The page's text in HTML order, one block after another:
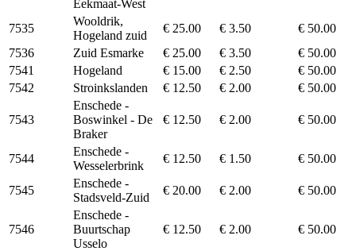
Eekmaat-West
7535
Wooldrik,
Hogeland zuid
€ 25.00 € 3.50
€ 50.00
7536
Zuid Esmarke € 25.00 € 3.50
€ 50.00
7541
Hogeland € 15.00 € 2.50
€ 50.00
7542
Stroinkslanden € 12.50 € 2.00 € 50.00
7543
Enschede -
Boswinkel - De
Braker
€ 12.50 € 2.00 € 50.00
7544
Enschede -
Wesselerbrink
€ 12.50 € 1.50 € 50.00
7545
Enschede -
Stadsveld-Zuid
€ 20.00 € 2.00 € 50.00
7546
Enschede -
Buurtschap
Usselo
€ 12.50 € 2.00 € 50.00